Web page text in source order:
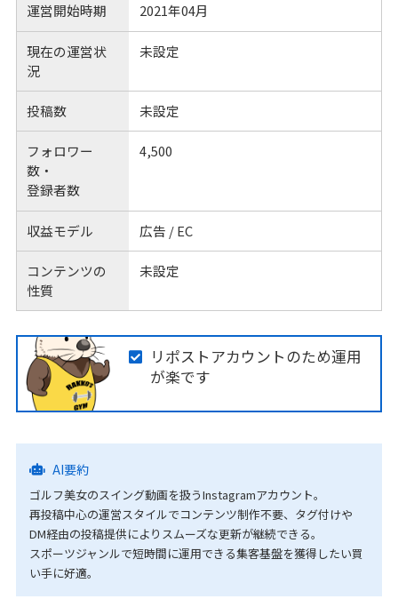
運営開始時期 2021年04月
現在の運営状
況
未設定
投稿数 未設定
フォロワー
数・
登録者数
4,500
収益モデル 広告 / EC
コンテンツの
性質
未設定
リポストアカウントのため運用
が楽です
AI要約
ゴルフ美女のスイング動画を扱うInstagramアカウント。
再投稿中心の運営スタイルでコンテンツ制作不要、タグ付けや
DM経由の投稿提供によりスムーズな更新が継続できる。
スポーツジャンルで短時間に運用できる集客基盤を獲得したい買
い手に好適。